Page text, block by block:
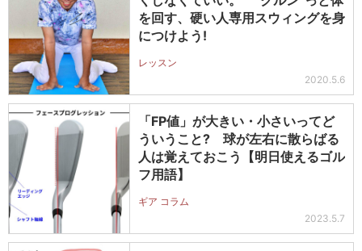
を回す、硬い人専用スウィングを身
につけよう!
レッスン
2020.5.6
「FP値」が大きい・小さいってど
ういうこと? 球が左右に散らばる
人は覚えておこう【明日使えるゴル
フ用語】
ギア コラム
2023.5.7